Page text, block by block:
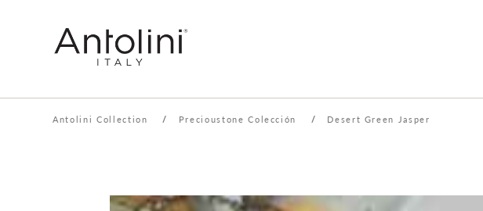
Antolini Collection / Precioustone Colección / Desert Green Jasper